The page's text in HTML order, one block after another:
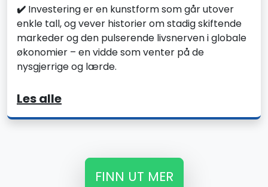
✔️ Investering er en kunstform som går utover
enkle tall, og vever historier om stadig skiftende
markeder og den pulserende livsnerven i globale
økonomier – en vidde som venter på de
nysgjerrige og lærde.
Les alle
FINN UT MER